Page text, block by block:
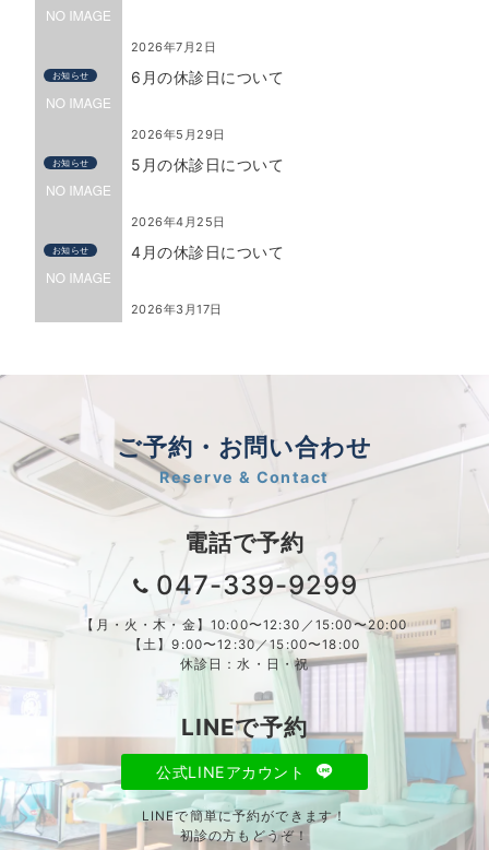
2026年7月2日
お知らせ 6月の休診日について
2026年5月29日
お知らせ 5月の休診日について
2026年4月25日
お知らせ 4月の休診日について
2026年3月17日
ご予約・お問い合わせ
Reserve & Contact
電話で予約
047-339-9299
【月・火・木・金】10:00〜12:30／15:00〜20:00
【土】9:00〜12:30／15:00〜18:00
休診日：水・日・祝
LINEで予約
公式LINEアカウント
LINEで簡単に予約ができます！
初診の方もどうぞ！